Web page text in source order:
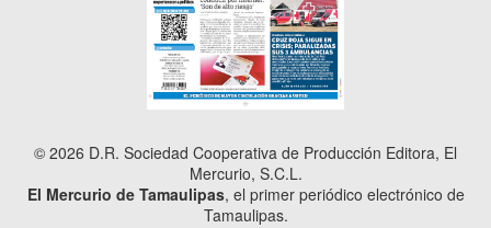
© 2026 D.R. Sociedad Cooperativa de Producción Editora, El
Mercurio, S.C.L.
El Mercurio de Tamaulipas, el primer periódico electrónico de
Tamaulipas.